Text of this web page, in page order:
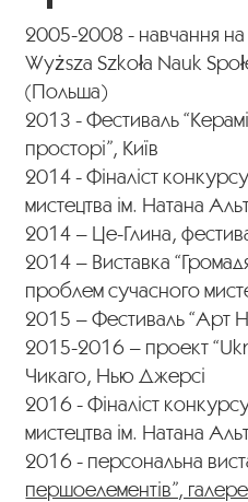
2005-2008 -​ навчання на
Wyższa Szkoła Nauk
(Польша)
2013 ​- Фестиваль
просторі”, Київ
2014 ​- Фіналіст
мистецтва ім. Натана
2014​ – Це-Глина,
2014​ – Виставка
проблем сучасного
2015 – Фестиваль “Арт
2015-2016 – проект
Чикаго, Нью Джерсі
2016 ​- Фіналіст
мистецтва ім. Натана
2016 ​- персональна
першоелементів”,